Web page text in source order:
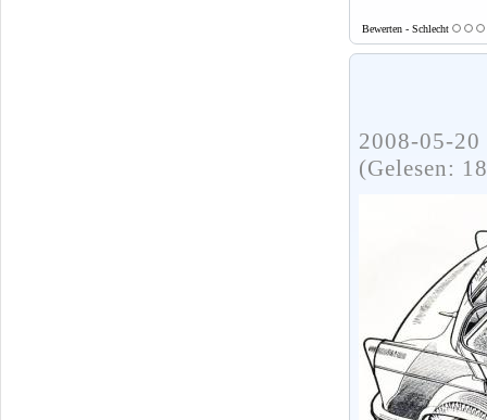
Bewerten - Schlecht
2008-05-
(Gelesen: